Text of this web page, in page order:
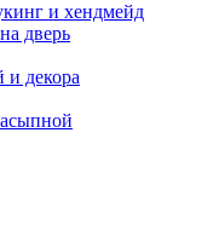
и хендмейд
дверь
и декора